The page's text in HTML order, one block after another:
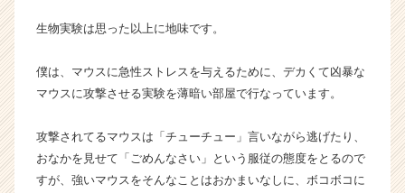
生物実験は思った以上に地味です。
僕は、マウスに急性ストレスを与えるために、デカくて凶暴な
マウスに攻撃させる実験を薄暗い部屋で行なっています。
攻撃されてるマウスは「チューチュー」言いながら逃げたり、
おなかを見せて「ごめんなさい」という服従の態度をとるので
すが、強いマウスをそんなことはおかまいなしに、ボコボコに